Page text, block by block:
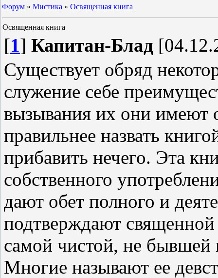
Форум » Мистика » Освященная книга
Освященная книга
[1] Капитан-Блад
Существует обряд
служение себе
вызывания их они имеют
правильнее назвать
прибавить нечего. Эта
собственного
дают обет полного и
подтверждают священной
самой чистой, не бывшей
Многие называют ее